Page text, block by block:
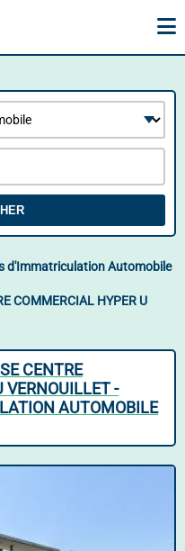
d'Immatriculation Automobile
COMMERCIAL HYPER U
CENTRE
VERNOUILLET -
AUTOMOBILE